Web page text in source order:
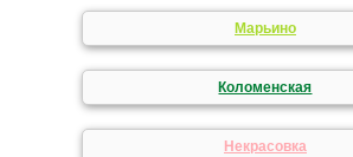
Марьино
Коломенская
Некрасовка